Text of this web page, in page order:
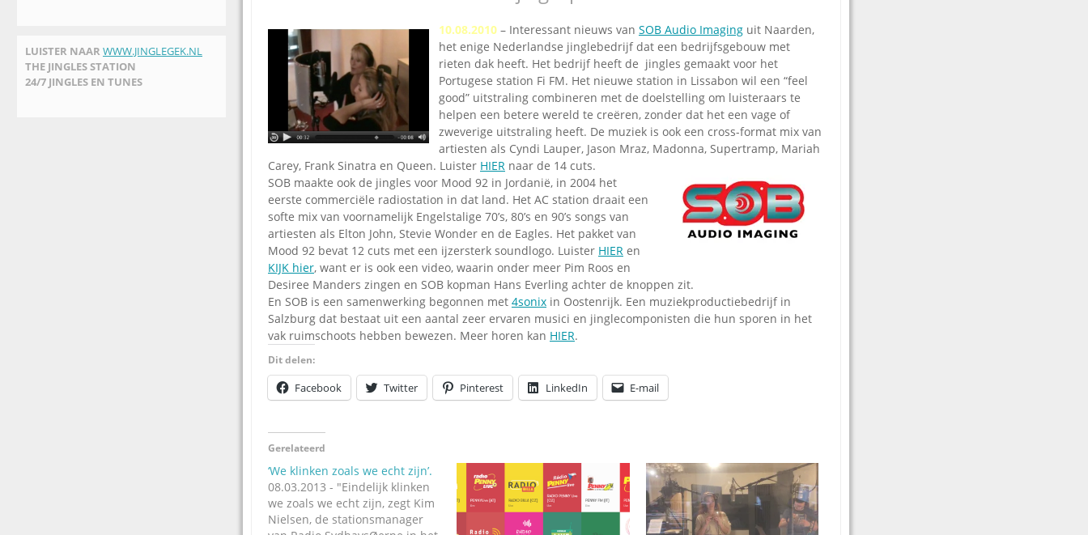
Jingledemo’s en hun
Dallas jingle city
De Tourtune
Ferry Maat 65
Ferry Maat interview
Jingle Awards
Jingle NIEUW
Omroepbanden
Stoomfluit Klaas
Vaak
Uitvinding
jinglecassette
Pepper & Tanner in
pictures
Top Format in
pictures
Dik Voormekaar in
foto’s
LUISTER NAAR WWW.JINGLEGEK.NL
THE JINGLES STATION
24/7 JINGLES EN TUNES
10.08.2010– Interessant nieuws van SOB Audio Imaginguit Naarden,
het enige Nederlandse jinglebedrijf dat een bedrijfsgebouw met
rieten dak heeft. Het bedrijf heeft de jingles gemaakt voor het
Portugese station Fi FM. Het nieuwe station in Lissabon wil een “feel
good” uitstraling combineren met de doelstelling om luisteraars te
helpen een betere wereld te creëren, zonder dat het een vage of
zweverige uitstraling heeft. De muziek is ook een cross-format mix van
artiesten als Cyndi Lauper, Jason Mraz, Madonna, Supertramp, Mariah
Carey, Frank Sinatra en Queen. Luister HIER naar de 14 cuts.
SOB maakte ook de jingles voor Mood 92 in Jordanië, in 2004 het
eerste commerciële radiostation in dat land. Het AC station draait een
softe mix van voornamelijk Engelstalige 70’s, 80’s en 90’s songs van
artiesten als Elton John, Stevie Wonder en de Eagles. Het pakket van
Mood 92 bevat 12 cuts met een ijzersterk soundlogo. Luister HIER en
KIJK hier, want er is ook een video, waarin onder meer Pim Roos en
Desiree Manders zingen en SOB kopman Hans Everling achter de knoppen zit.
En SOB is een samenwerking begonnen met 4sonix in Oostenrijk. Een muziekproductiebedrijf in
Salzburg dat bestaat uit een aantal zeer ervaren musici en jinglecomponisten die hun sporen in het
vak ruimschoots hebben bewezen. Meer horen kan HIER.
Dit delen:
Facebook Twitter Pinterest LinkedIn E-mail
Gerelateerd
‘We klinken zoals we echt zijn’.
08.03.2013 - "Eindelijk klinken
we zoals we echt zijn, zegt Kim
Nielsen, de stationsmanager